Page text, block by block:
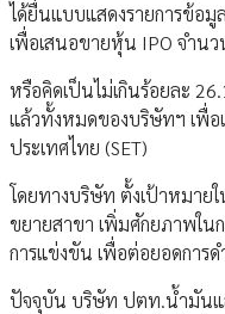
ได้ยื่นแบบแสดงรายการข้อ
เพื่อเสนอขายหุ้น IPO จำน
หรือคิดเป็นไม่เกินร้อยละ
แล้วทั้งหมดของบริษัทฯ เพื่
ประเทศไทย (SET)
โดยทางบริษัท ตั้งเป้าหมาย
ขยายสาขา เพิ่มศักยภาพใน
การแข่งขัน เพื่อต่อยอดการด
ปัจจุบัน บริษัท ปตท.น้ำมันแ